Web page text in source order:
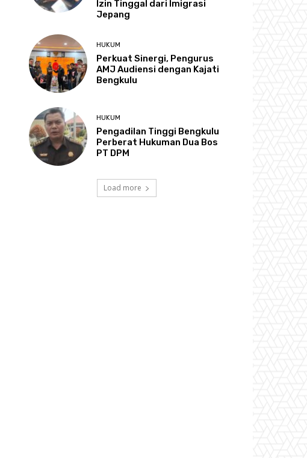
Izin Tinggal dari Imigrasi
Jepang
HUKUM
Perkuat Sinergi, Pengurus
AMJ Audiensi dengan Kajati
Bengkulu
HUKUM
Pengadilan Tinggi Bengkulu
Perberat Hukuman Dua Bos
PT DPM
Load more